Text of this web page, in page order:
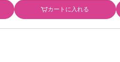
カートに入れる